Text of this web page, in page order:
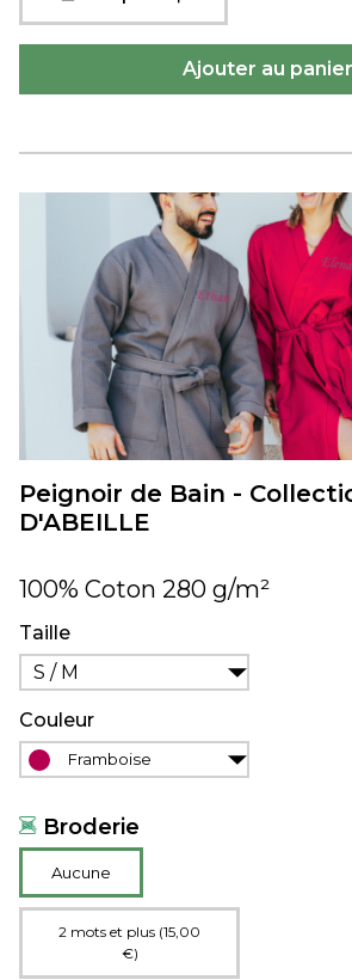
Peignoir de Bain -
D'ABEILLE
100% Coton 280 g/m²
Taille
S / M
Couleur
Framboise
Broderie
Aucune
2 mots et plus (15,00
€)